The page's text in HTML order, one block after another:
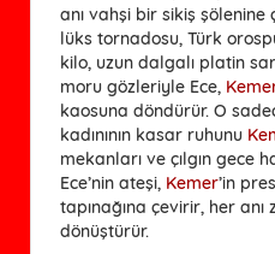
anı vahşi bir sikiş şölenine
lüks tornadosu, Türk
kilo, uzun dalgalı platin
moru gözleriyle Ece,
kaosuna döndürür. O
kadınının kasar ruhunu
mekanları ve çılgın gece
Ece’nin ateşi, Kemer’in
tapınağına çevirir, her anı
dönüştürür.